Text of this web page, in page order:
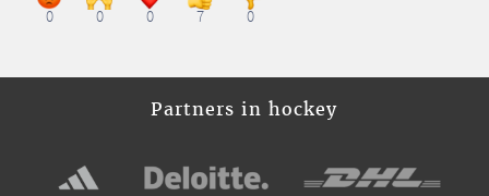
0 0 0 7 0
Partners in hockey